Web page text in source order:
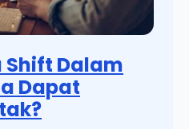
Shift Dalam
Dapat